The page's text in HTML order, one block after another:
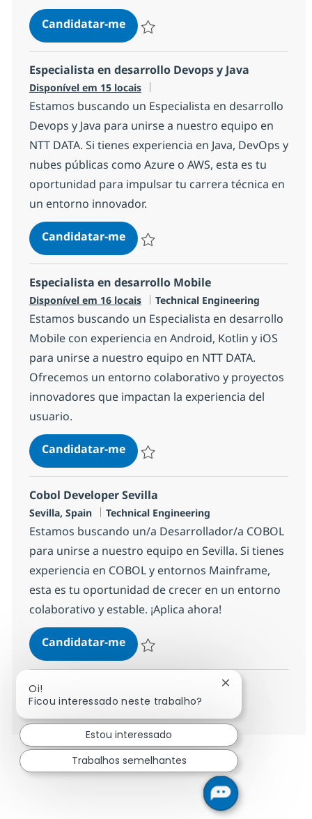
Candidatar-meEspecialista en desarrollo Front
Especialista en desarrollo Devops y Java
Disponível em 15 locais
Estamos buscando un Especialista en desarrollo
Devops y Java para unirse a nuestro equipo en
NTT DATA. Si tienes experiencia en Java, DevOps y
nubes públicas como Azure o AWS, esta es tu
oportunidad para impulsar tu carrera técnica en
un entorno innovador.
Candidatar-meEspecialista en desarrollo Devops
Especialista en desarrollo Mobile
Disponível em 16 locais Categoria
Technical Engineering
Estamos buscando un Especialista en desarrollo
Mobile con experiencia en Android, Kotlin y iOS
para unirse a nuestro equipo en NTT DATA.
Ofrecemos un entorno colaborativo y proyectos
innovadores que impactan la experiencia del
usuario.
Candidatar-meEspecialista en desarrollo Mobile
Cobol Developer Sevilla
Localização
Sevilla, Spain Categoria
Technical Engineering
Estamos buscando un/a Desarrollador/a COBOL
para unirse a nuestro equipo en Sevilla. Si tienes
experiencia en COBOL y entornos Mainframe,
esta es tu oportunidad de crecer en un entorno
colaborativo y estable. ¡Aplica ahora!
Candidatar-meCobol Developer Sevilla
Ver mais
Oi!
Ficou interessado neste trabalho?
Fechar
Estou interessado
Trabalhos semelhantes